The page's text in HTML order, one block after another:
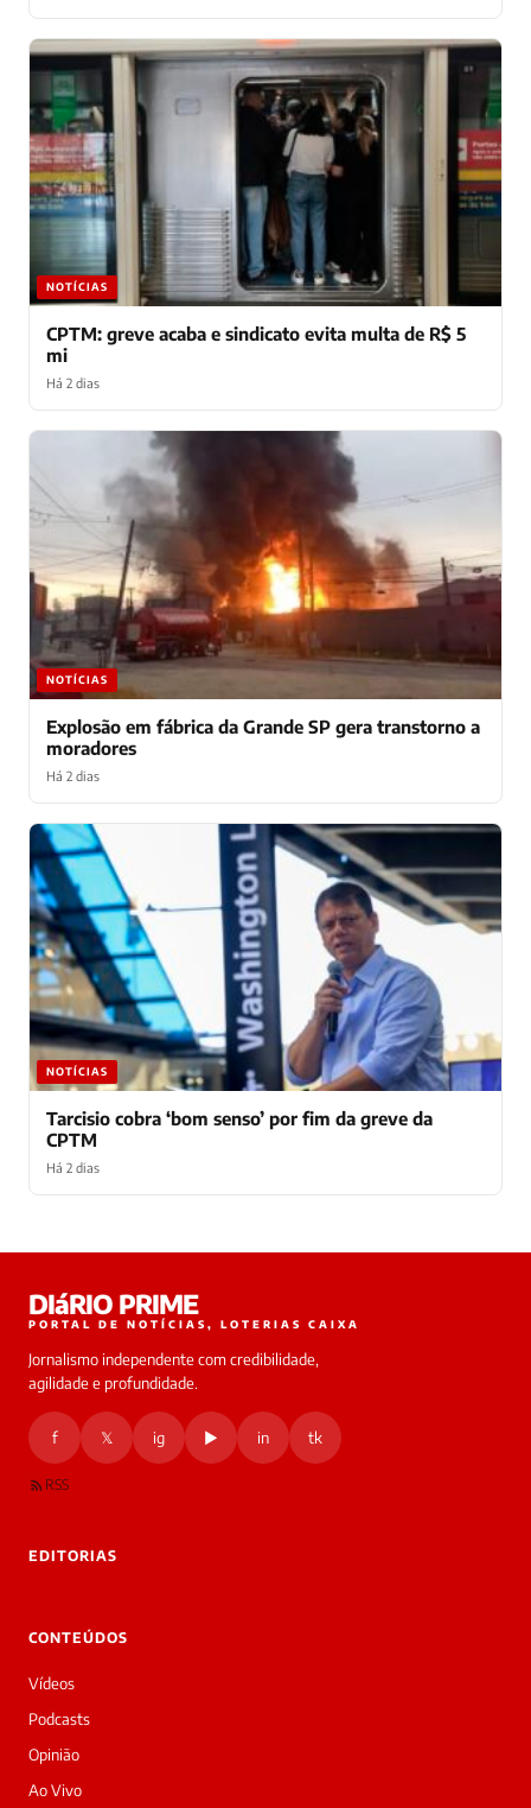
NOTÍCIAS
CPTM: greve acaba e sindicato evita multa de R$ 5
mi
Há 2 dias
NOTÍCIAS
Explosão em fábrica da Grande SP gera transtorno a
moradores
Há 2 dias
NOTÍCIAS
Tarcisio cobra ‘bom senso’ por fim da greve da
CPTM
Há 2 dias
online
Bom
Sou
a
daqui
do
DIáRIO PRIME
PORTAL DE NOTÍCIAS, LOTERIAS CAIXA
Jornalismo independente com credibilidade,
agilidade e profundidade.
f 𝕏 ig ▶ in tk
RSS
EDITORIAS
CONTEÚDOS
Vídeos
Podcasts
Opinião
Ao Vivo